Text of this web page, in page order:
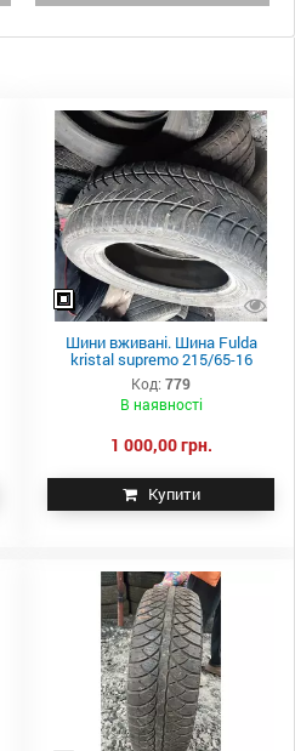
Шини вживані. Шина Fulda
kristal supremo 215/65-16
Код: 779
В наявності
1 000,00 грн.
Купити